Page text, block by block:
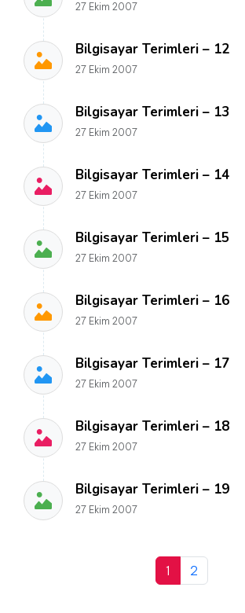
27 Ekim 2007
Bilgisayar Terimleri – 12
27 Ekim 2007
Bilgisayar Terimleri – 13
27 Ekim 2007
Bilgisayar Terimleri – 14
27 Ekim 2007
Bilgisayar Terimleri – 15
27 Ekim 2007
Bilgisayar Terimleri – 16
27 Ekim 2007
Bilgisayar Terimleri – 17
27 Ekim 2007
Bilgisayar Terimleri – 18
27 Ekim 2007
Bilgisayar Terimleri – 19
27 Ekim 2007
1 2